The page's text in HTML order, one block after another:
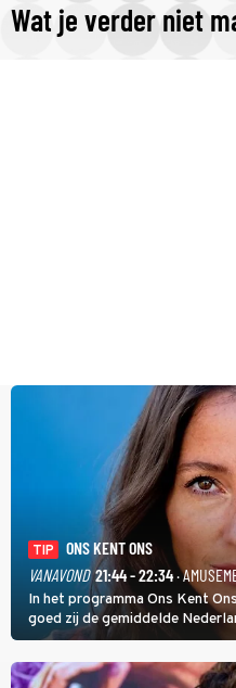
Wat je verder niet
TIP
ONS KENT ONS
VANAVOND 21:44 - 22:34·
In het programma Ons Kent
goed zij de gemiddelde
hoofdredacteur van
rapper Keizer opneemt tegen
Huijbregts.